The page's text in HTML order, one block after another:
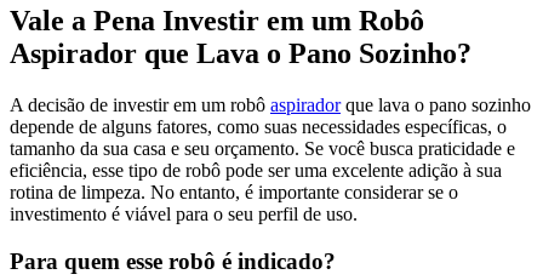
Vale a Pena Investir em um Robô
Aspirador que Lava o Pano Sozinho?
A decisão de investir em um robô aspiradorque lava o pano sozinho
depende de alguns fatores, como suas necessidades específicas, o
tamanho da sua casa e seu orçamento. Se você busca praticidade e
eficiência, esse tipo de robô pode ser uma excelente adição à sua
rotina de limpeza. No entanto, é importante considerar se o
investimento é viável para o seu perfil de uso.
Para quem esse robô é indicado?